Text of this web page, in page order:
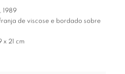
, 1989
franja de viscose e bordado sobre
x 21 cm